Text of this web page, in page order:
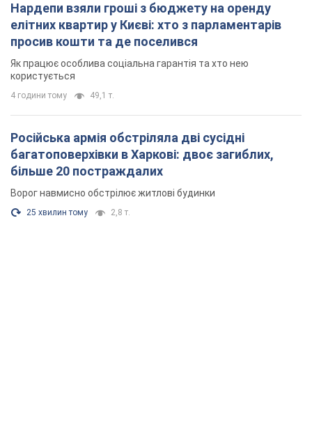
Нардепи взяли гроші з бюджету на оренду
елітних квартир у Києві: хто з парламентарів
просив кошти та де поселився
Як працює особлива соціальна гарантія та хто нею
користується
4 години тому 49,1 т.
Російська армія обстріляла дві сусідні
багатоповерхівки в Харкові: двоє загиблих,
більше 20 постраждалих
Ворог навмисно обстрілює житлові будинки
25 хвилин тому 2,8 т.